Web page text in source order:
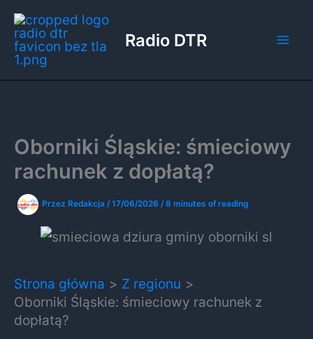
Przejdź
do
treści
Radio DTR
Oborniki Śląskie: śmieciowy
rachunek z dopłatą?
Przez Redakcja /17/06/2026 /8 minutes of reading
Strona główna
Z regionu
Oborniki Śląskie: śmieciowy rachunek z
dopłatą?